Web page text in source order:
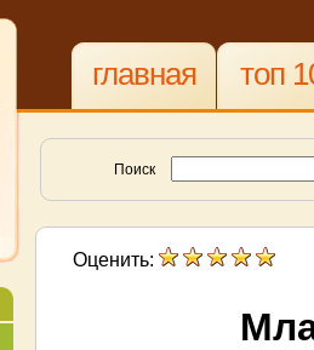
главная топ
Поиск
Оценить: